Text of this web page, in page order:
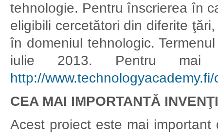
tehnologie. Pentru înscrierea în
eligibili cercetători din diferite
în domeniul tehnologic.
iulie 2013. Pentru mai
http://
CEA MAI IMPORTANTĂ
Acest proiect este mai